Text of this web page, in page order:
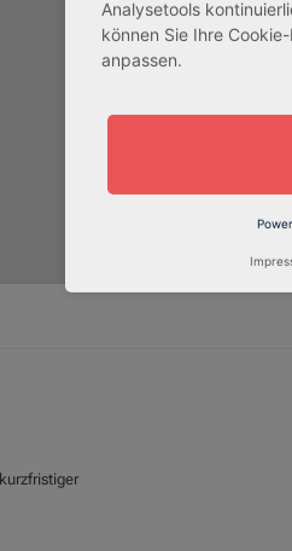
Analysetools
können Sie Ihre
anpassen.